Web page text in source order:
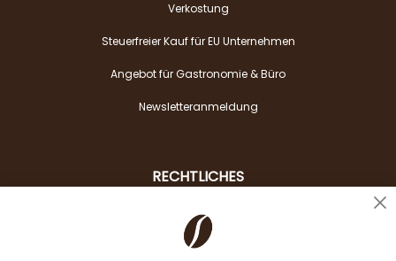
Verkostung
Steuerfreier Kauf für EU Unternehmen
Angebot für Gastronomie & Büro
Newsletteranmeldung
RECHTLICHES
Liefer- & Versandkosten